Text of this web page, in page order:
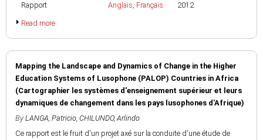
Rapport
Anglais, Français
2012
Read more
Mapping the Landscape and Dynamics of Change in the Higher
Education Systems of Lusophone (PALOP) Countries in Africa
(Cartographier les systèmes d'enseignement supérieur et leurs
dynamiques de changement dans les pays lusophones d'Afrique)
By LANGA, Patricio, CHILUNDO, Arlindo
Ce rapport est le fruit d'un projet axé sur la conduite d'une étude de